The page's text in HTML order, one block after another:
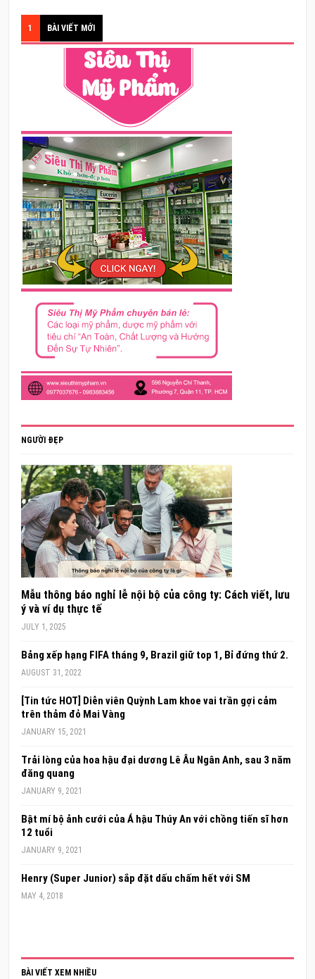
1 BÀI VIẾT MỚI
NGƯỜI ĐẸP
Mẫu thông báo nghỉ lễ nội bộ của công ty: Cách viết, lưu
ý và ví dụ thực tế
JULY 1, 2025
Bảng xếp hạng FIFA tháng 9, Brazil giữ top 1, Bỉ đứng thứ 2.
AUGUST 31, 2022
[Tin tức HOT] Diễn viên Quỳnh Lam khoe vai trần gợi cảm
trên thảm đỏ Mai Vàng
JANUARY 15, 2021
Trải lòng của hoa hậu đại dương Lê Âu Ngân Anh, sau 3 năm
đăng quang
JANUARY 9, 2021
Bật mí bộ ảnh cưới của Á hậu Thúy An với chồng tiến sĩ hơn
12 tuổi
JANUARY 9, 2021
Henry (Super Junior) sắp đặt dấu chấm hết với SM
MAY 4, 2018
BÀI VIẾT XEM NHIỀU